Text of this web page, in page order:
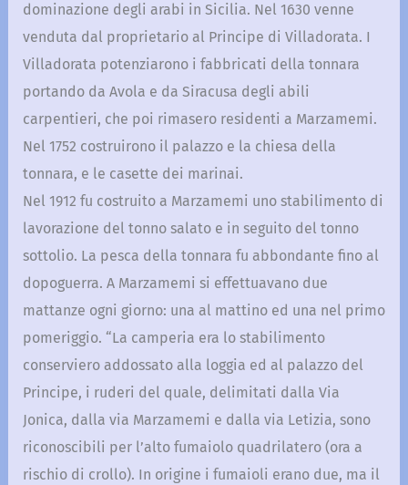
dominazione degli arabi in Sicilia. Nel 1630 venne
venduta dal proprietario al Principe di Villadorata. I
Villadorata potenziarono i fabbricati della tonnara
portando da Avola e da Siracusa degli abili
carpentieri, che poi rimasero residenti a Marzamemi.
Nel 1752 costruirono il palazzo e la chiesa della
tonnara, e le casette dei marinai.
Nel 1912 fu costruito a Marzamemi uno stabilimento di
lavorazione del tonno salato e in seguito del tonno
sottolio. La pesca della tonnara fu abbondante fino al
dopoguerra. A Marzamemi si effettuavano due
mattanze ogni giorno: una al mattino ed una nel primo
pomeriggio. “La camperia era lo stabilimento
conserviero addossato alla loggia ed al palazzo del
Principe, i ruderi del quale, delimitati dalla Via
Jonica, dalla via Marzamemi e dalla via Letizia, sono
riconoscibili per l’alto fumaiolo quadrilatero (ora a
rischio di crollo). In origine i fumaioli erano due, ma il